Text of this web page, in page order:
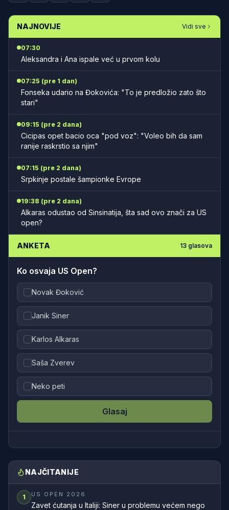
NAJNOVIJE Vidi sve
07:30
Aleksandra i Ana ispale već u prvom kolu
07:25 (pre 1 dan)
Fonseka udario na Đokovića: "To je predložio zato što
stari"
09:15 (pre 2 dana)
Cicipas opet bacio oca "pod voz": "Voleo bih da sam
ranije raskrstio sa njim"
07:15 (pre 2 dana)
Srpkinje postale šampionke Evrope
19:38 (pre 2 dana)
Alkaras odustao od Sinsinatija, šta sad ovo znači za US
open?
ANKETA 13 glasova
Ko osvaja US Open?
Novak Đoković
Janik Siner
Karlos Alkaras
Saša Zverev
Neko peti
Glasaj
NAJČITANIJE
1 US OPEN 2026
Zavet ćutanja u Italiji: Siner u problemu većem nego